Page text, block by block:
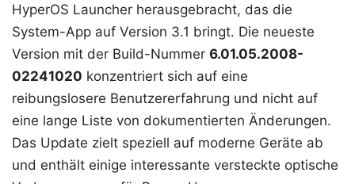
HyperOS Launcher herausgebracht, das die
System-App auf Version 3.1 bringt. Die neueste
Version mit der Build-Nummer 6.01.05.2008-
02241020 konzentriert sich auf eine
reibungslosere Benutzererfahrung und nicht auf
eine lange Liste von dokumentierten Änderungen.
Das Update zielt speziell auf moderne Geräte ab
und enthält einige interessante versteckte optische